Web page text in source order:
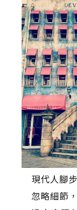
現代人腳
忽略細節